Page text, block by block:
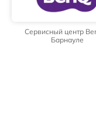
Сервисный центр
Барнауле